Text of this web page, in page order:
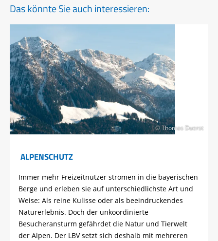
Das könnte Sie auch interessieren:
© Thomas Duerst
ALPENSCHUTZ
Immer mehr Freizeitnutzer strömen in die bayerischen
Berge und erleben sie auf unterschiedlichste Art und
Weise: Als reine Kulisse oder als beeindruckendes
Naturerlebnis. Doch der unkoordinierte
Besucheransturm gefährdet die Natur und Tierwelt
der Alpen. Der LBV setzt sich deshalb mit mehreren